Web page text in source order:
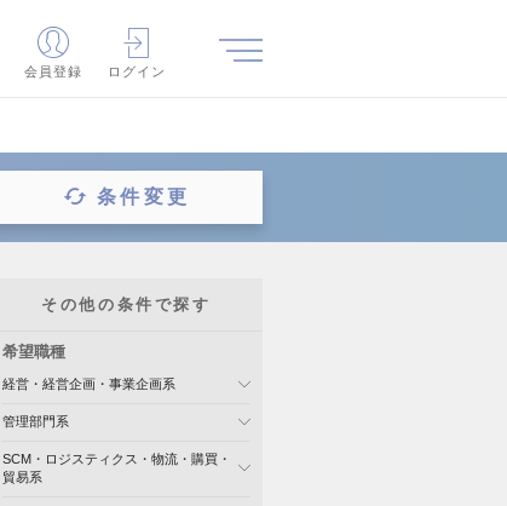
会員登録 ログイン
条件変更
その他の条件で探す
希望職種
経営・経営企画・事業企画系
管理部門系
SCM・ロジスティクス・物流・購買・
貿易系